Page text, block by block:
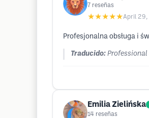
7 reseñas
★★★★★April 29,
Profesjonalna obsługa i
Traducido: Professional
Emilia Zielińska
14 reseñas